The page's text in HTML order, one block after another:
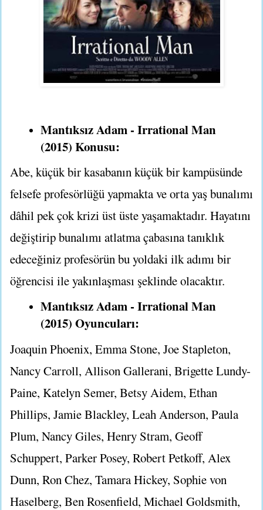
Mantıksız Adam - Irrational Man
(2015) Konusu:
Abe, küçük bir kasabanın küçük bir kampüsünde
felsefe profesörlüğü yapmakta ve orta yaş bunalımı
dâhil pek çok krizi üst üste yaşamaktadır. Hayatını
değiştirip bunalımı atlatma çabasına tanıklık
edeceğiniz profesörün bu yoldaki ilk adımı bir
öğrencisi ile yakınlaşması şeklinde olacaktır.
Mantıksız Adam - Irrational Man
(2015) Oyuncuları:
Joaquin Phoenix, Emma Stone, Joe Stapleton,
Nancy Carroll, Allison Gallerani, Brigette Lundy-
Paine, Katelyn Semer, Betsy Aidem, Ethan
Phillips, Jamie Blackley, Leah Anderson, Paula
Plum, Nancy Giles, Henry Stram, Geoff
Schuppert, Parker Posey, Robert Petkoff, Alex
Dunn, Ron Chez, Tamara Hickey, Sophie von
Haselberg, Ben Rosenfield, Michael Goldsmith,